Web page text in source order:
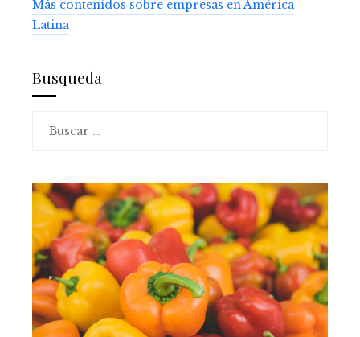
Más contenidos sobre empresas en América
Latina
Busqueda